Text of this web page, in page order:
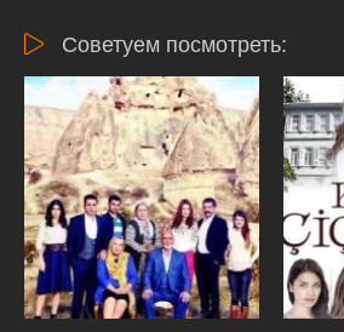
Советуем посмотреть: